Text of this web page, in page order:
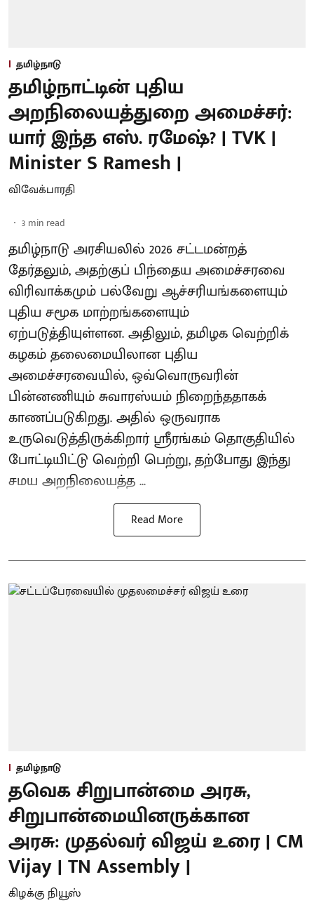
தமிழ்நாடு
தமிழ்நாட்டின் புதிய
அறநிலையத்துறை அமைச்சர்:
யார் இந்த எஸ். ரமேஷ்? | TVK |
Minister S Ramesh |
விவேக்பாரதி
3 min read
தமிழ்நாடு அரசியலில் 2026 சட்டமன்றத்
தேர்தலும், அதற்குப் பிந்தைய அமைச்சரவை
விரிவாக்கமும் பல்வேறு ஆச்சரியங்களையும்
புதிய சமூக மாற்றங்களையும்
ஏற்படுத்தியுள்ளன. அதிலும், தமிழக வெற்றிக்
கழகம் தலைமையிலான புதிய
அமைச்சரவையில், ஒவ்வொருவரின்
பின்னணியும் சுவாரஸ்யம் நிறைந்ததாகக்
காணப்படுகிறது. அதில் ஒருவராக
உருவெடுத்திருக்கிறார் ஸ்ரீரங்கம் தொகுதியில்
போட்டியிட்டு வெற்றி பெற்று, தற்போது இந்து
சமய அறநிலையத்த ...
Read More
தமிழ்நாடு
தவெக சிறுபான்மை அரசு,
சிறுபான்மையினருக்கான
அரசு: முதல்வர் விஜய் உரை | CM
Vijay | TN Assembly |
கிழக்கு நியூஸ்